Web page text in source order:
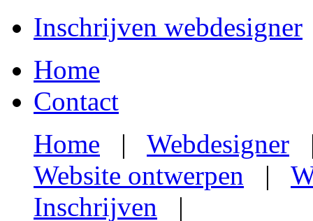
Inschrijven webdesigner
Home
Contact
Home | Webdesigner
Website ontwerpen |
Inschrijven |